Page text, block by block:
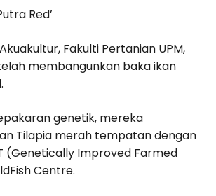
Red’
Fakulti Pertanian UPM,
membangunkan baka ikan
genetik, mereka
Tilapia merah tempatan dengan
(Genetically Improved Farmed
Centre.